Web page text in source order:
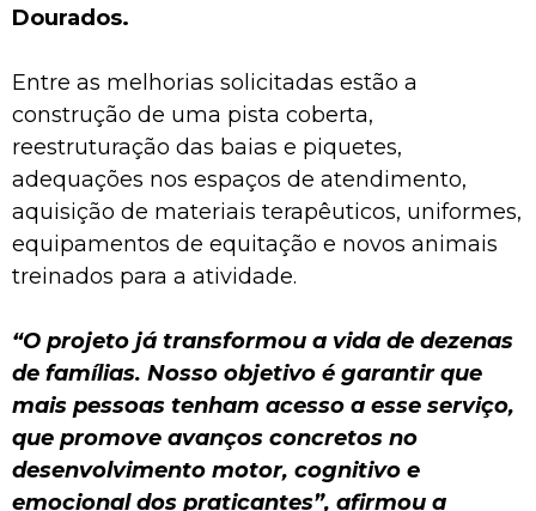
Dourados.
Entre as melhorias solicitadas estão a
construção de uma pista coberta,
reestruturação das baias e piquetes,
adequações nos espaços de atendimento,
aquisição de materiais terapêuticos, uniformes,
equipamentos de equitação e novos animais
treinados para a atividade.
“O projeto já transformou a vida de dezenas
de famílias. Nosso objetivo é garantir que
mais pessoas tenham acesso a esse serviço,
que promove avanços concretos no
desenvolvimento motor, cognitivo e
emocional dos praticantes”, afirmou a